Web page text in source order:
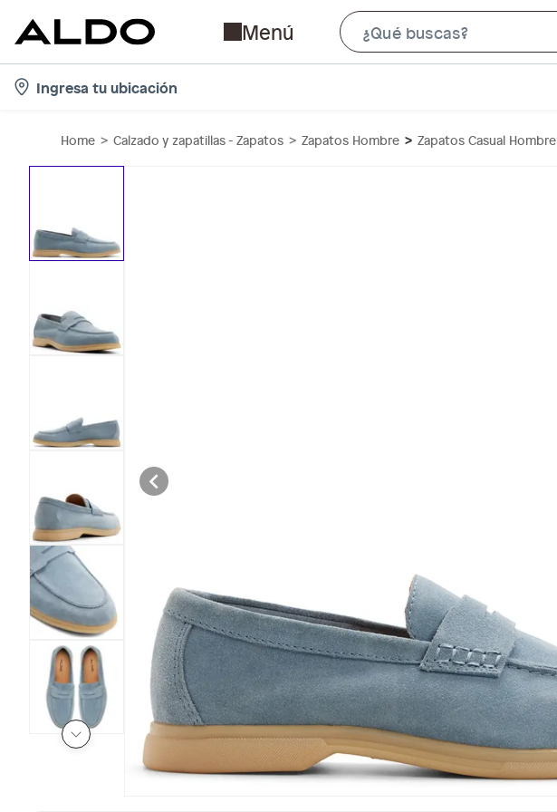
Menú
Ingresa tu ubicación
Home Calzado y zapatillas - Zapatos Zapatos Hombre Zapatos Casual Hombre